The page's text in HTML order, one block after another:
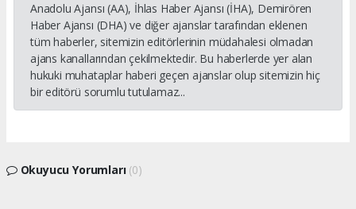
Anadolu Ajansı (AA), İhlas Haber Ajansı (İHA), Demirören
Haber Ajansı (DHA) ve diğer ajanslar tarafından eklenen
tüm haberler, sitemizin editörlerinin müdahalesi olmadan
ajans kanallarından çekilmektedir. Bu haberlerde yer alan
hukuki muhataplar haberi geçen ajanslar olup sitemizin hiç
bir editörü sorumlu tutulamaz...
Okuyucu Yorumları (0)